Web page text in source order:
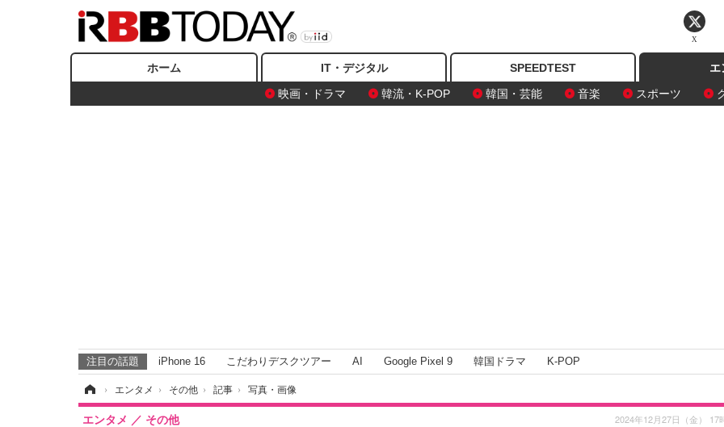
ホーム IT・デジタル SPEEDTEST
エ
映画・ドラマ
韓流・K-POP 韓国・芸能 音楽 スポーツ
注目の話題 iPhone 16 こだわりデスクツアー AI Google Pixel 9 韓国ドラマ K-POP
› エンタメ › その他 › 記事 › 写真・画像
エンタメ その他 2024年12月27日（金） 17
X